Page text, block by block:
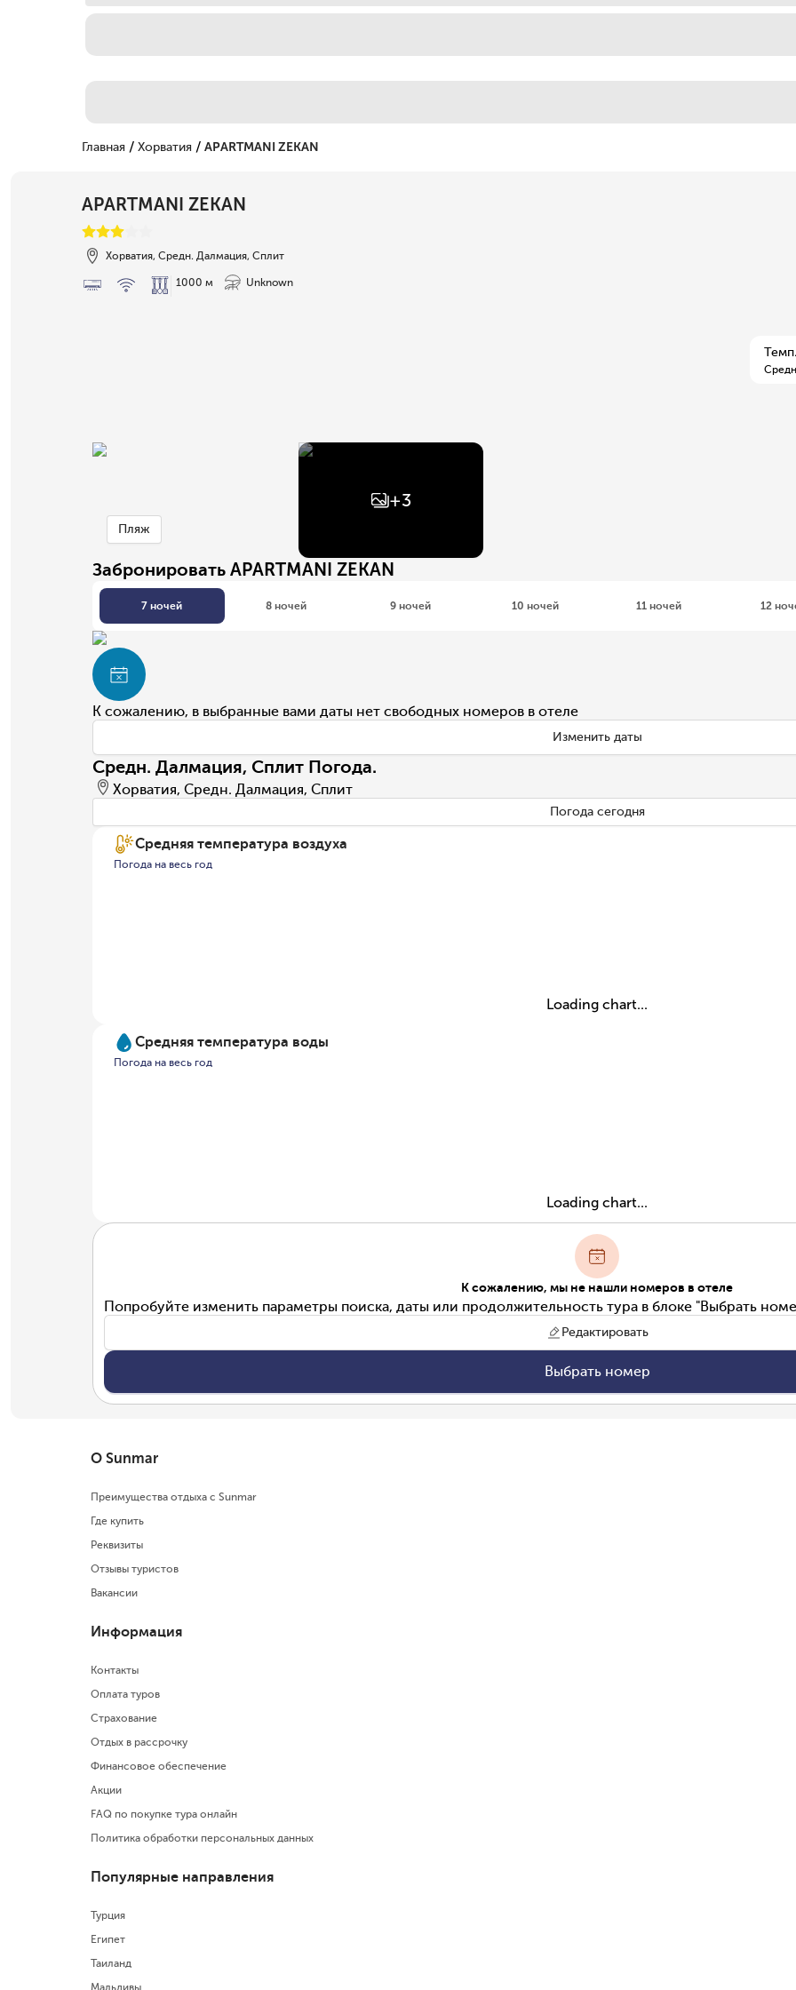
Главная / Хорватия / APARTMANI ZEKAN
APARTMANI ZEKAN
Хорватия, Средн. Далмация, Сплит
1000 м Unknown
Пляж
+3
Забронировать APARTMANI ZEKAN
7 ночей 8 ночей 9 ночей 10 ночей 11 ночей 12
К сожалению, в выбранные вами даты нет свободных номеров в отеле
Изменить даты
Средн. Далмация, Сплит Погода.
Хорватия, Средн. Далмация, Сплит
Погода сегодня
Средняя температура воздуха
Погода на весь год
Loading chart...
Средняя температура воды
Погода на весь год
Loading chart...
К сожалению, мы не нашли номеров в отеле
Попробуйте изменить параметры поиска, даты или продолжительность тура в блоке "Выбрать
Редактировать
Выбрать номер
О Sunmar
Преимущества отдыха с Sunmar
Где купить
Реквизиты
Отзывы туристов
Вакансии
Информация
Контакты
Оплата туров
Страхование
Отдых в рассрочку
Финансовое обеспечение
Акции
FAQ по покупке тура онлайн
Политика обработки персональных данных
Популярные направления
Турция
Египет
Таиланд
Мальдивы